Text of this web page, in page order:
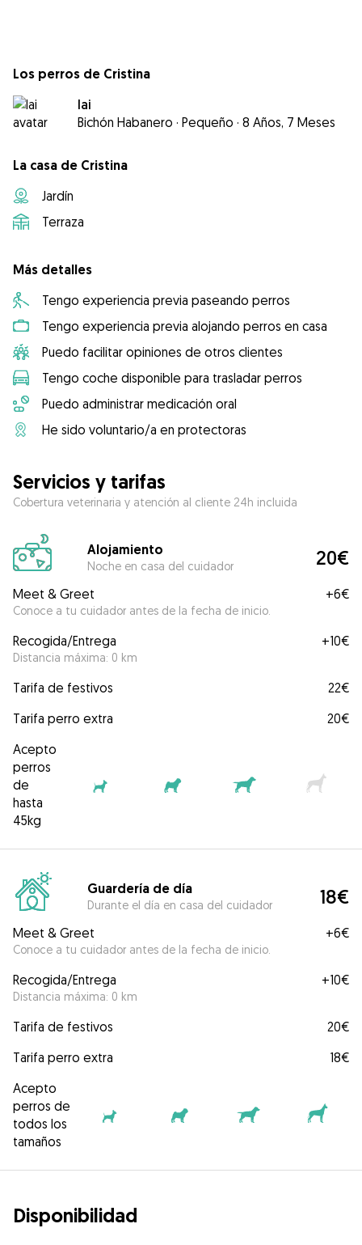
Los perros de Cristina
lai
Bichón Habanero · Pequeño · 8 Años, 7 Meses
La casa de Cristina
Jardín
Terraza
Más detalles
Tengo experiencia previa paseando perros
Tengo experiencia previa alojando perros en casa
Puedo facilitar opiniones de otros clientes
Tengo coche disponible para trasladar perros
Puedo administrar medicación oral
He sido voluntario/a en protectoras
Servicios y tarifas
Cobertura veterinaria y atención al cliente 24h incluida
Alojamiento
Noche en casa del cuidador 20€
Meet & Greet
Conoce a tu cuidador antes de la fecha de inicio.
+6€
Recogida/Entrega
Distancia máxima: 0 km
+10€
Tarifa de festivos
22€
Tarifa perro extra
20€
Acepto
perros
de
hasta
45kg
Guardería de día
Durante el día en casa del cuidador 18€
Meet & Greet
Conoce a tu cuidador antes de la fecha de inicio.
+6€
Recogida/Entrega
Distancia máxima: 0 km
+10€
Tarifa de festivos
20€
Tarifa perro extra
18€
Acepto
perros de
todos los
tamaños
Disponibilidad